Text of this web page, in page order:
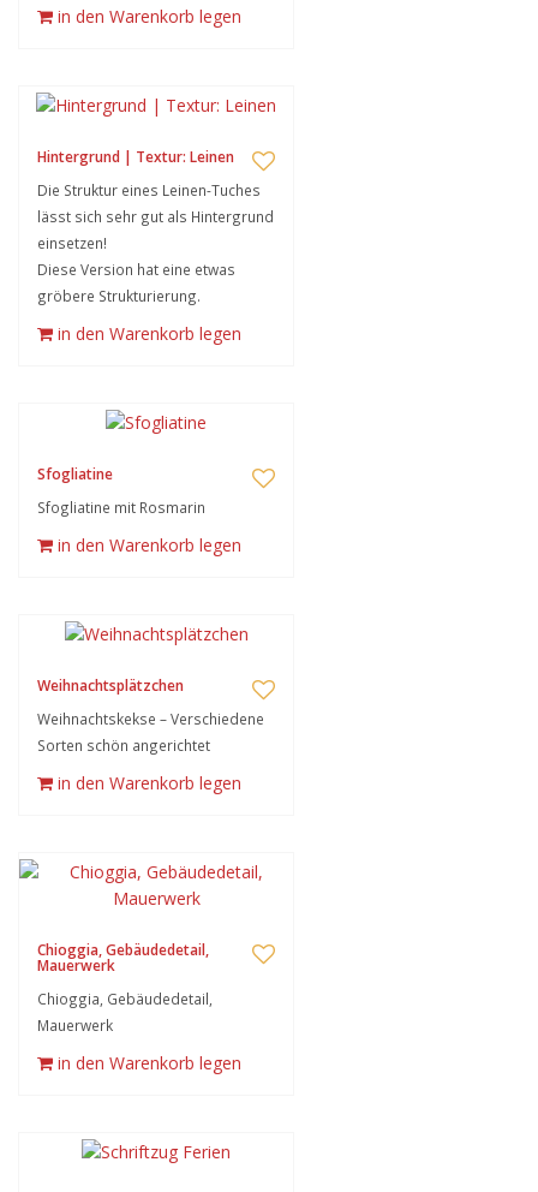
in den Warenkorb legen
Hintergrund | Textur: Leinen
Die Struktur eines Leinen-Tuches
lässt sich sehr gut als Hintergrund
einsetzen!
Diese Version hat eine etwas
gröbere Strukturierung.
in den Warenkorb legen
Sfogliatine
Sfogliatine mit Rosmarin
in den Warenkorb legen
Weihnachtsplätzchen
Weihnachtskekse – Verschiedene
Sorten schön angerichtet
in den Warenkorb legen
Chioggia, Gebäudedetail,
Mauerwerk
Chioggia, Gebäudedetail,
Mauerwerk
in den Warenkorb legen